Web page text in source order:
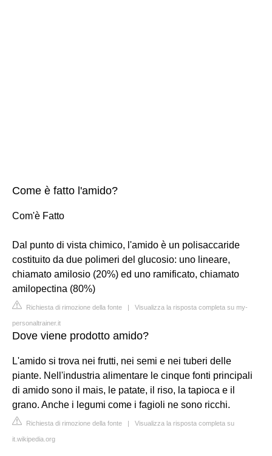
Come è fatto l'amido?
Com'è Fatto
Dal punto di vista chimico, l'amido è un polisaccaride
costituito da due polimeri del glucosio: uno lineare,
chiamato amilosio (20%) ed uno ramificato, chiamato
amilopectina (80%)
Richiesta di rimozione della fonte | Visualizza la risposta completa su my-
personaltrainer.it
Dove viene prodotto amido?
L'amido si trova nei frutti, nei semi e nei tuberi delle
piante. Nell'industria alimentare le cinque fonti principali
di amido sono il mais, le patate, il riso, la tapioca e il
grano. Anche i legumi come i fagioli ne sono ricchi.
Richiesta di rimozione della fonte | Visualizza la risposta completa su
it.wikipedia.org